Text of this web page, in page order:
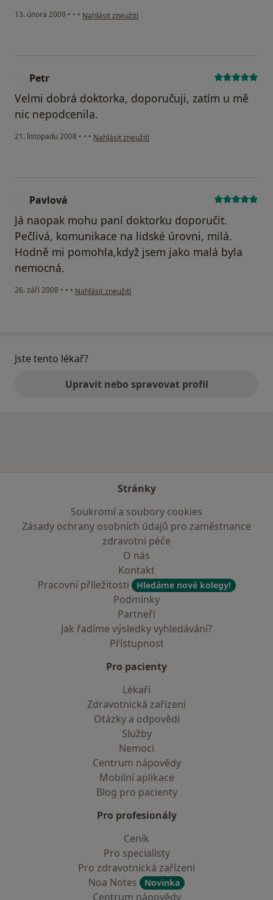
13. února 2009 • • • podle názoru uživatele Vlčková
Nahlásit zneužití
Petr
Velmi dobrá doktorka, doporučuji, zatím u mě
nic nepodcenila.
21. listopadu 2008 • • • podle názoru uživatele Petr
Nahlásit zneužití
Pavlová
Já naopak mohu paní doktorku doporučit.
Pečlivá, komunikace na lidské úrovni, milá.
Hodně mi pomohla,když jsem jako malá byla
nemocná.
26. září 2008 • • • podle názoru uživatele Pavlová
Nahlásit zneužití
Jste tento lékař?
Upravit nebo spravovat profil
Stránky
Soukromí a soubory cookies
Zásady ochrany osobních údajů pro zaměstnance
zdravotní péče
O nás
Kontakt
Pracovní příležitosti
Hledáme nové kolegy!
Podmínky
Partneři
Jak řadíme výsledky vyhledávání?
Přístupnost
Pro pacienty
Lékaři
Zdravotnická zařízení
Otázky a odpovědi
Služby
Nemoci
Centrum nápovědy
Mobilní aplikace
Blog pro pacienty
Pro profesionály
Ceník
Pro specialisty
Pro zdravotnická zařízení
Noa Notes
Novinka
Centrum nápovědy